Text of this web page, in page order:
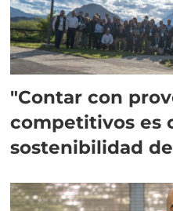
"Contar con
competitivos es
sostenibilidad